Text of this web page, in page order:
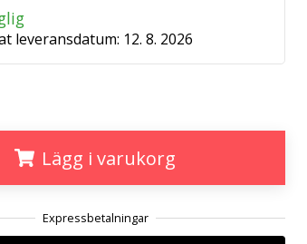
leveransdatum: 12. 8. 2026
Lägg i varukorg